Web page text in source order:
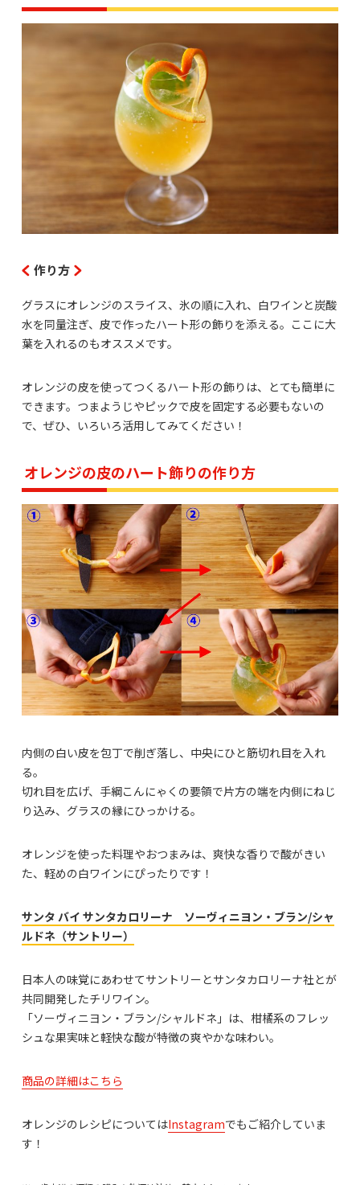
作り方
グラスにオレンジのスライス、氷の順に入れ、白ワインと炭酸
水を同量注ぎ、皮で作ったハート形の飾りを添える。ここに大
葉を入れるのもオススメです。
オレンジの皮を使ってつくるハート形の飾りは、とても簡単に
できます。つまようじやピックで皮を固定する必要もないの
で、ぜひ、いろいろ活用してみてください！
オレンジの皮のハート飾りの作り方
内側の白い皮を包丁で削ぎ落し、中央にひと筋切れ目を入れ
る。
切れ目を広げ、手綱こんにゃくの要領で片方の端を内側にねじ
り込み、グラスの縁にひっかける。
オレンジを使った料理やおつまみは、爽快な香りで酸がきい
た、軽めの白ワインにぴったりです！
サンタ バイ サンタカロリーナ ソーヴィニヨン・ブラン/シャ
ルドネ（サントリー）
日本人の味覚にあわせてサントリーとサンタカロリーナ社とが
共同開発したチリワイン。
「ソーヴィニヨン・ブラン/シャルドネ」は、柑橘系のフレッ
シュな果実味と軽快な酸が特徴の爽やかな味わい。
商品の詳細はこちら
オレンジのレシピについてはInstagramでもご紹介していま
す！